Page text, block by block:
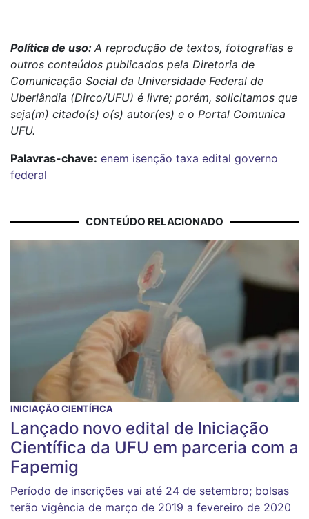
Política de uso: A reprodução de textos, fotografias e
outros conteúdos publicados pela Diretoria de
Comunicação Social da Universidade Federal de
Uberlândia (Dirco/UFU) é livre; porém, solicitamos que
seja(m) citado(s) o(s) autor(es) e o Portal Comunica
UFU.
Palavras-chave: enem isenção taxa edital governo
federal
CONTEÚDO RELACIONADO
INICIAÇÃO CIENTÍFICA
Lançado novo edital de Iniciação
Científica da UFU em parceria com a
Fapemig
Período de inscrições vai até 24 de setembro; bolsas
terão vigência de março de 2019 a fevereiro de 2020